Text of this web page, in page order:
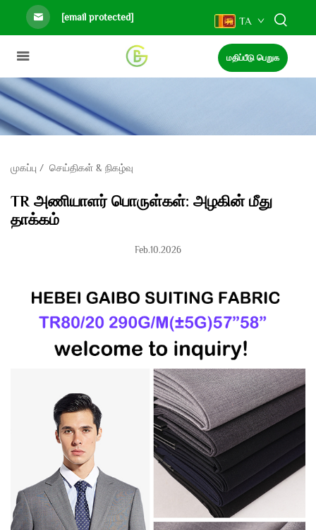
[email protected] TA
மதிப்பீடு பெறுக
முகப்பு / செய்திகள் & நிகழ்வு
TR அணியாளர் பொருள்கள்: அழகின் மீது
தாக்கம்
Feb.10.2026